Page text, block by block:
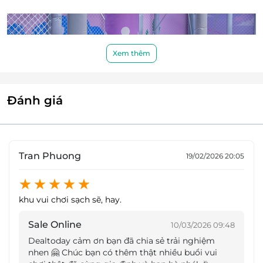
Xem thêm
Đánh giá
Tran Phuong 19/02/2026 20:05
khu vui chơi sạch sẽ, hay.
Sale Online 10/03/2026 09:48
Dealtoday cảm ơn bạn đã chia sẻ trải nghiệm
nhen 🤗 Chúc bạn có thêm thật nhiều buổi vui